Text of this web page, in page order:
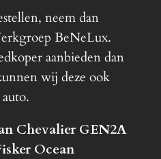
neem dan
BeNeLux.
aanbieden dan
wij deze ook
Chevalier GEN2A
Ocean